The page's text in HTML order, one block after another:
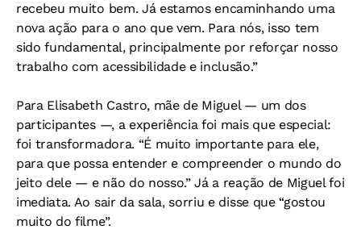
recebeu muito bem. Já estamos encaminhando uma
nova ação para o ano que vem. Para nós, isso tem
sido fundamental, principalmente por reforçar nosso
trabalho com acessibilidade e inclusão.”
Para Elisabeth Castro, mãe de Miguel — um dos
participantes —, a experiência foi mais que especial:
foi transformadora. “É muito importante para ele,
para que possa entender e compreender o mundo do
jeito dele — e não do nosso.” Já a reação de Miguel foi
imediata. Ao sair da sala, sorriu e disse que “gostou
muito do filme”.